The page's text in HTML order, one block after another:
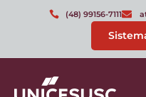
(48) 99156-7111